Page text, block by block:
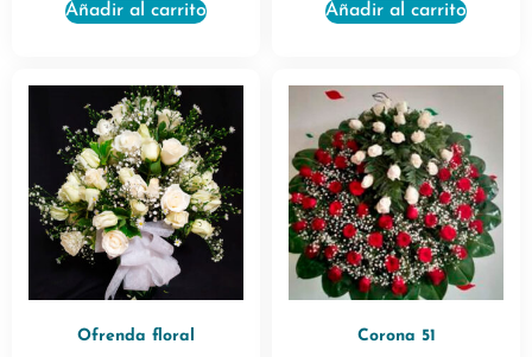
Añadir al carrito Añadir al carrito
Ofrenda floral
Corona 51